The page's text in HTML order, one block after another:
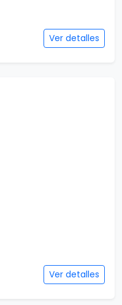
Ver detalles
Ver detalles